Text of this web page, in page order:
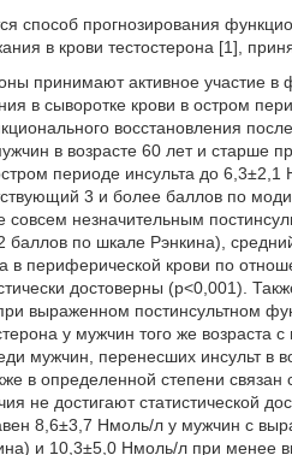
способ прогнозирования
в крови тестостерона [1],
принимают активное участие в
в сыворотке крови в остром
восстановления
в возрасте 60 лет и старше
периоде инсульта до
3 и более баллов по
незначительным
баллов по шкале Рэнкина),
в периферической крови по
достоверны (р<0,001).
выраженном постинсультном
у мужчин того же возраста
мужчин, перенесших инсульт в
в определенной степени связан
не достигают статистической
8,6±3,7 Нмоль/л у мужчин с
и 10,3±5,0 Нмоль/л при менее